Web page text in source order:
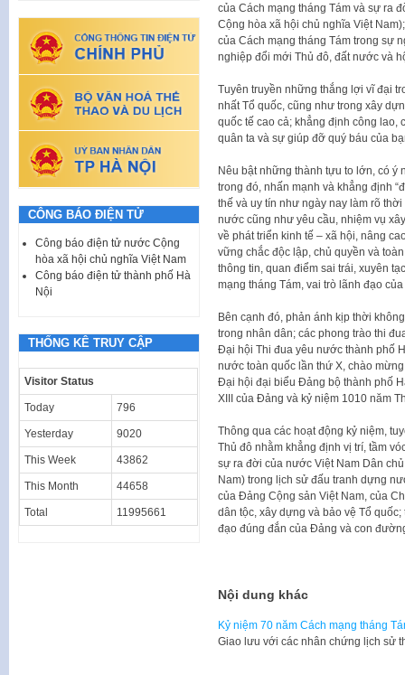
của Cách mạng tháng Tám và sự ra
Cộng hòa xã hội chủ nghĩa Việt
của Cách mạng tháng Tám trong sự
nghiệp đổi mới Thủ đô, đất nước và
Tuyên truyền những thắng lợi vĩ đại
nhất Tổ quốc, cũng như trong xây
quốc tế cao cả; khẳng định công lao,
quân ta và sự giúp đỡ quý báu của
Nêu bật những thành tựu to lớn, có ý
trong đó, nhấn mạnh và khẳng định
thế và uy tín như ngày nay làm rõ
nước cũng như yêu cầu, nhiệm vụ
về phát triển kinh tế – xã hội, nâng
vững chắc độc lập, chủ quyền và
thông tin, quan điểm sai trái, xuyên
mạng tháng Tám, vai trò lãnh đạo
Bên cạnh đó, phản ánh kịp thời
trong nhân dân; các phong trào thi
Đại hội Thi đua yêu nước thành phố
nước toàn quốc lần thứ X, chào
Đại hội đại biểu Đảng bộ thành phố
XIII của Đảng và kỷ niệm 1010 năm
Thông qua các hoạt động kỷ niệm,
Thủ đô nhằm khẳng định vị trí, tầm
sự ra đời của nước Việt Nam Dân
Nam) trong lịch sử đấu tranh dựng
của Đảng Cộng sản Việt Nam, của
dân tộc, xây dựng và bảo vệ Tổ
đạo đúng đắn của Đảng và con
Nội dung khác
Kỷ niệm 70 năm Cách mạng tháng
​Giao lưu với các nhân chứng lịch sử
CÔNG BÁO ĐIỆN TỬ
Công báo điện tử nước Cộng
hòa xã hội chủ nghĩa Việt Nam
Công báo điện tử thành phố Hà
Nội
THỐNG KÊ TRUY CẬP
Visitor Status
Today 796
Yesterday 9020
This Week 43862
This Month 44658
Total 11995661